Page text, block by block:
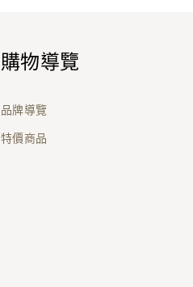
購物導覽
品牌導覽
特價商品